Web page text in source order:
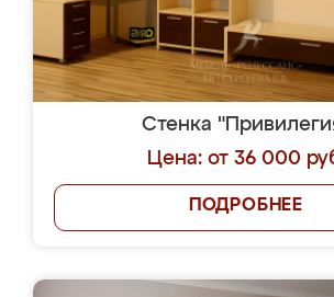
Стенка
Цена: от 36 000
ПОДРОБНЕЕ